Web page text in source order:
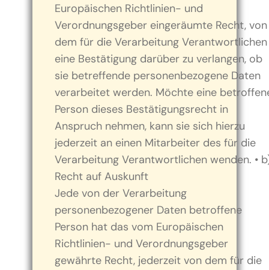
Europäischen Richtlinien- und
Verordnungsgeber eingeräumte Recht, von
dem für die Verarbeitung Verantwortlichen
eine Bestätigung darüber zu verlangen, ob
sie betreffende personenbezogene Daten
verarbeitet werden. Möchte eine
Person dieses Bestätigungsrecht in
Anspruch nehmen, kann sie sich hierzu
jederzeit an einen Mitarbeiter des für die
Verarbeitung Verantwortlichen wenden. •
Recht auf Auskunft
Jede von der Verarbeitung
personenbezogener Daten betroffene
Person hat das vom Europäischen
Richtlinien- und Verordnungsgeber
gewährte Recht, jederzeit von dem für die